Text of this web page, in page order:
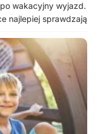
wakacyjny wyjazd.
najlepiej sprawdzają